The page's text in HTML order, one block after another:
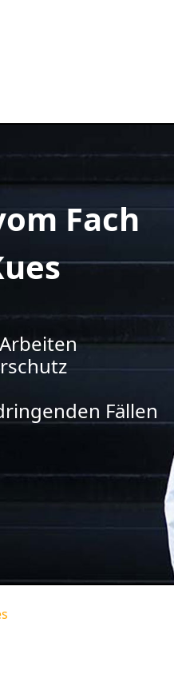
Fach
Fällen